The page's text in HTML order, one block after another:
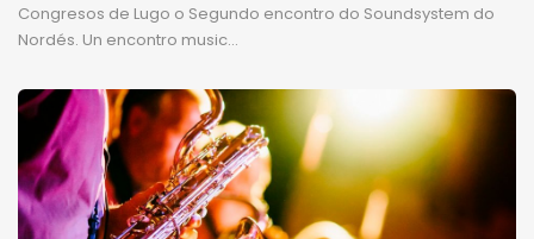
Congresos de Lugo o Segundo encontro do Soundsystem do
Nordés. Un encontro music...